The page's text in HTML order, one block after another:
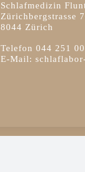
Schlafmedizin
Zürichbergstrasse
8044 Zürich
Telefon 044 251
E-Mail: